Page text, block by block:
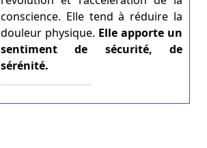
conscience. Elle tend à réduire la
douleur physique. Elle apporte un
sentiment de sécurité, de
sérénité.